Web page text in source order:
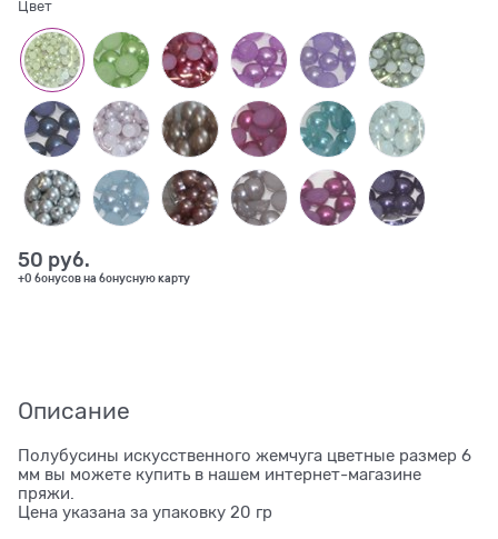
Цвет
50 руб.
+0 бонусов на бонусную карту
Описание
Полубусины искусственного жемчуга цветные размер 6
мм вы можете купить в нашем интернет-магазине
пряжи.
Цена указана за упаковку 20 гр